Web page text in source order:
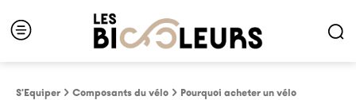
S'Equiper Composants du vélo
Pourquoi acheter un vélo